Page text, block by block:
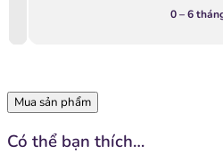
0 – 6
Mua sản phẩm
Có thể bạn thích…